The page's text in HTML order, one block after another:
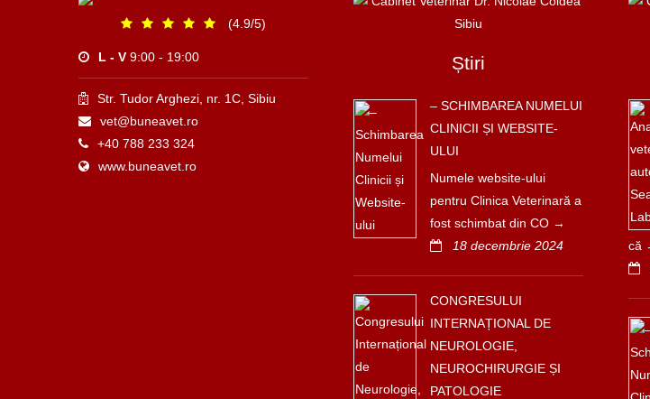
(4.9/5)
L - V 9:00 - 19:00
Str. Tudor Arghezi, nr. 1C, Sibiu
vet@buneavet.ro
+40 788 233 324
www.buneavet.ro
Știri
– SCHIMBAREA NUMELUI
CLINICII ȘI WEBSITE-
ULUI
Numele website-ului
pentru Clinica Veterinară a
fost schimbat din CO
18 decembrie 2024
CONGRESULUI
INTERNAȚIONAL DE
NEUROLOGIE,
NEUROCHIRURGIE ȘI
PATOLOGIE
că